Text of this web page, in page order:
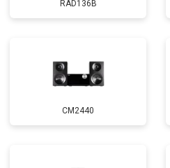
RAD136B
CM2440